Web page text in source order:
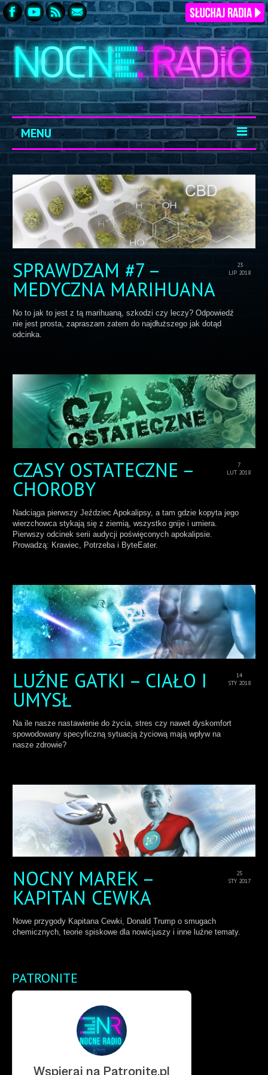
MENU
START
ARCHIWUM
KONTAKT
LOGOWANIE
23
LIP 2018
SPRAWDZAM #7 –
MEDYCZNA MARIHUANA
No to jak to jest z tą marihuaną, szkodzi czy leczy? Odpowiedź
nie jest prosta, zapraszam zatem do najdłuższego jak dotąd
odcinka.
7
LUT 2018
CZASY OSTATECZNE –
CHOROBY
Nadciąga pierwszy Jeździec Apokalipsy, a tam gdzie kopyta jego
wierzchowca stykają się z ziemią, wszystko gnije i umiera.
Pierwszy odcinek serii audycji poświęconych apokalipsie.
Prowadzą: Krawiec, Potrzeba i ByteEater.
14
STY 2018
LUŹNE GATKI – CIAŁO I
UMYSŁ
Na ile nasze nastawienie do życia, stres czy nawet dyskomfort
spowodowany specyficzną sytuacją życiową mają wpływ na
nasze zdrowie?
25
STY 2017
NOCNY MAREK –
KAPITAN CEWKA
Nowe przygody Kapitana Cewki, Donald Trump o smugach
chemicznych, teorie spiskowe dla nowicjuszy i inne luźne tematy.
PATRONITE